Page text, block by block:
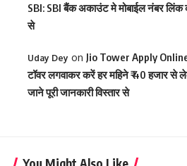
SBI: SBI बैंक अकाउंट मे मोबाईल नंबर
से
Uday Dey on Jio Tower Apply
टॉवर लगवाकर करें हर महिने ₹ 40 हजार से
जाने पूरी जानकारी विस्तार से